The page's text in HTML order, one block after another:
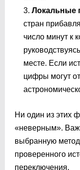
Локальные
стран
число минут к
месте. Если
цифры могут
Ни один из этих
«неверным».
выбранную
проверенного
переключения.